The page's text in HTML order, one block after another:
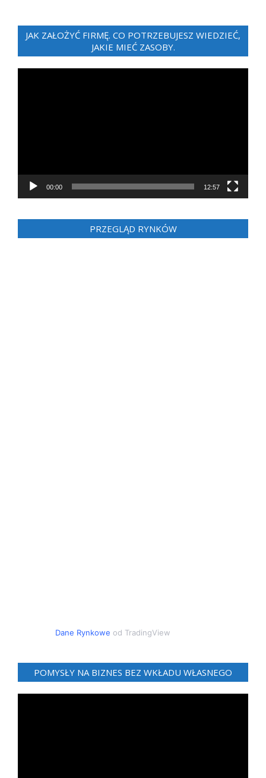
JAK ZAŁOŻYĆ FIRMĘ. CO POTRZEBUJESZ WIEDZIEĆ,
JAKIE MIEĆ ZASOBY.
00:00 12:57
PRZEGLĄD RYNKÓW
Dane Rynkowe od TradingView
POMYSŁY NA BIZNES BEZ WKŁADU WŁASNEGO